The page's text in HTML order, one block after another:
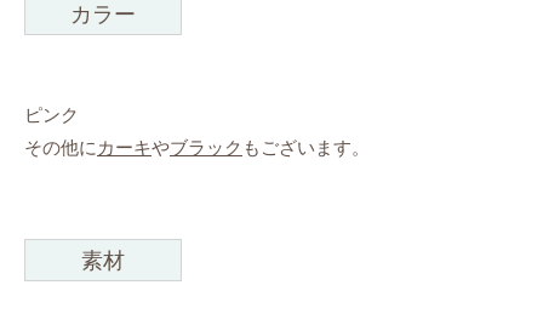
カラー
ピンク
その他にカーキやブラック もございます。
素材